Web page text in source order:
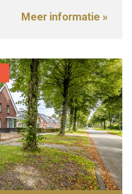
Meer informatie »